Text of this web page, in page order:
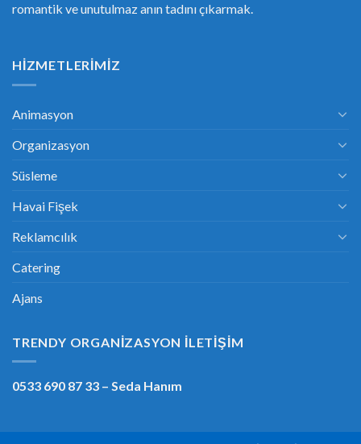
romantik ve unutulmaz anın tadını çıkarmak.
HIZMETLERIMIZ
Animasyon
Organizasyon
Süsleme
Havai Fişek
Reklamcılık
Catering
Ajans
TRENDY ORGANIZASYON İLETIŞIM
0533 690 87 33 – Seda Hanım